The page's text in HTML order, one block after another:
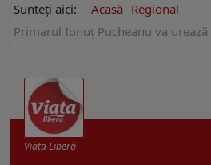
Sunteți aici: Acasă Regional
Primarul Ionuț Pucheanu va
Viaţa Liberă